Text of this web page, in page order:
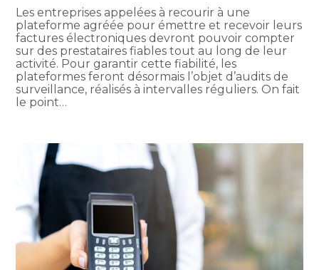
Les entreprises appelées à recourir à une
plateforme agréée pour émettre et recevoir leurs
factures électroniques devront pouvoir compter
sur des prestataires fiables tout au long de leur
activité. Pour garantir cette fiabilité, les
plateformes feront désormais l’objet d’audits de
surveillance, réalisés à intervalles réguliers. On fait
le point…